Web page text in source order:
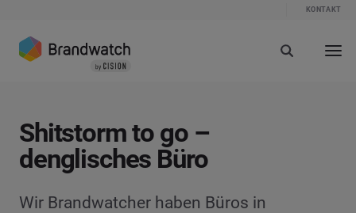
KONTAKT
Shitstorm to go –
denglisches Büro
Wir Brandwatcher haben Büros in